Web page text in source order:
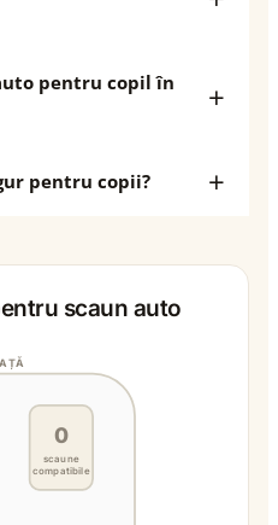
pentru copil în
pentru copii?
scaun auto
0
scaune
compatibile